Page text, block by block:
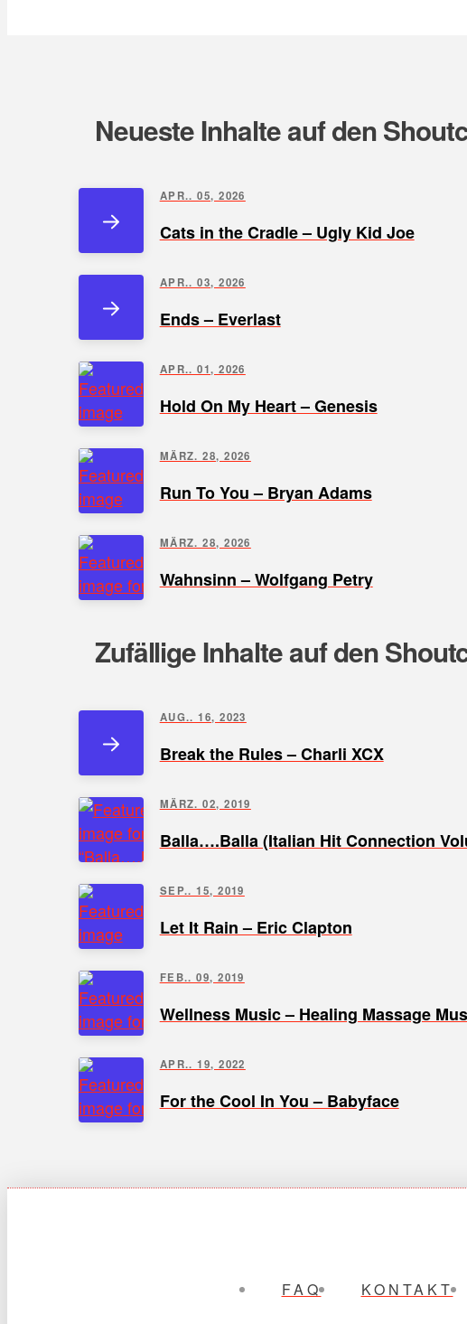
Neueste Inhalte auf den
APR.. 05, 2026
Cats in the Cradle – Ugly Kid Joe
APR.. 03, 2026
Ends – Everlast
APR.. 01, 2026
Hold On My Heart – Genesis
MÄRZ. 28, 2026
Run To You – Bryan Adams
MÄRZ. 28, 2026
Wahnsinn – Wolfgang Petry
Zufällige Inhalte auf den
AUG.. 16, 2023
Break the Rules – Charli XCX
MÄRZ. 02, 2019
Balla….Balla (Italian Hit Connection
SEP.. 15, 2019
Let It Rain – Eric Clapton
FEB.. 09, 2019
Wellness Music – Healing Massage
APR.. 19, 2022
For the Cool In You – Babyface
FAQ KONTAKT